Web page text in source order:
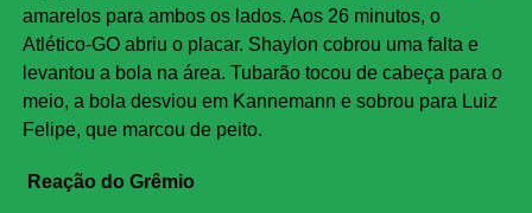
amarelos para ambos os lados. Aos 26 minutos, o
Atlético-GO abriu o placar. Shaylon cobrou uma falta e
levantou a bola na área. Tubarão tocou de cabeça para o
meio, a bola desviou em Kannemann e sobrou para Luiz
Felipe, que marcou de peito.
Reação do Grêmio